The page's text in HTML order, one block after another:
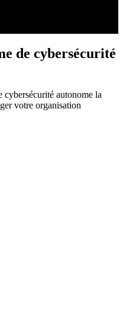
de cybersécurité
autonome la
votre organisation